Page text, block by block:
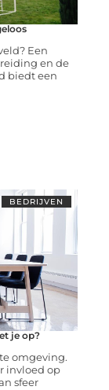
Een
en de
biedt een
BEDRIJVEN
je op?
omgeving.
invloed op
sfeer